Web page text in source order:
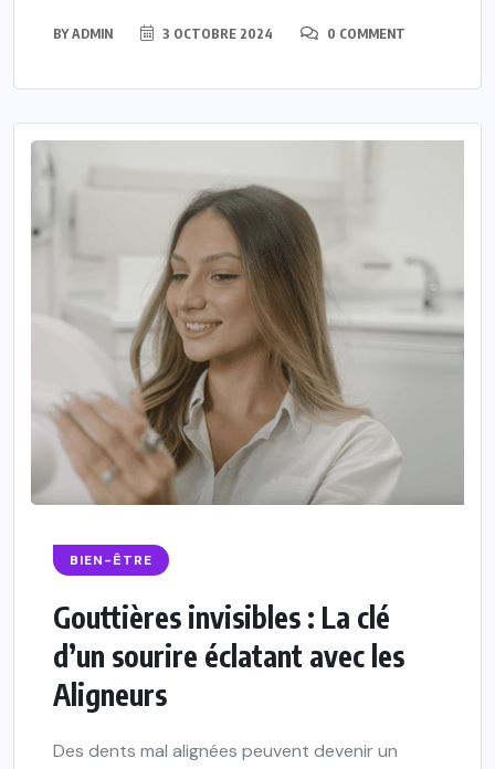
BYADMIN 3 OCTOBRE 2024 0 COMMENT
BIEN-ÊTRE
Gouttières invisibles : La clé
d’un sourire éclatant avec les
Aligneurs
Des dents mal alignées peuvent devenir un